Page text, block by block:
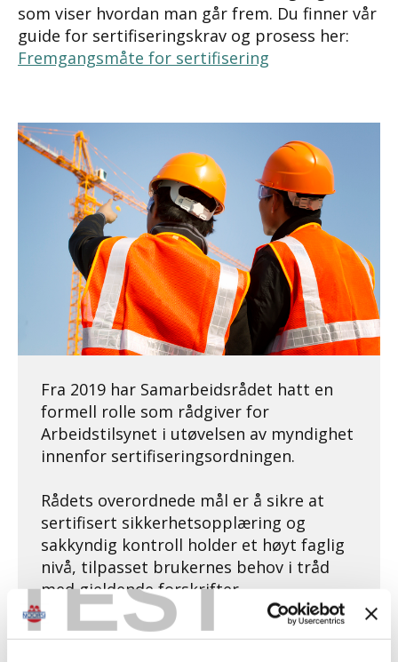
TEST
som viser hvordan man går frem. Du finner vår
guide for sertifiseringskrav og prosess her:
Fremgangsmåte for sertifisering
Fra 2019 har Samarbeidsrådet hatt en
formell rolle som rådgiver for
Arbeidstilsynet i utøvelsen av myndighet
innenfor sertifiseringsordningen.
Rådets overordnede mål er å sikre at
sertifisert sikkerhetsopplæring og
sakkyndig kontroll holder et høyt faglig
nivå, tilpasset brukernes behov i tråd
med gjeldende forskrifter.
Rådet ivaretar en sentral funksjon ved å: